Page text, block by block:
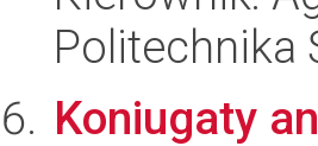
Politechnika
Koniugaty